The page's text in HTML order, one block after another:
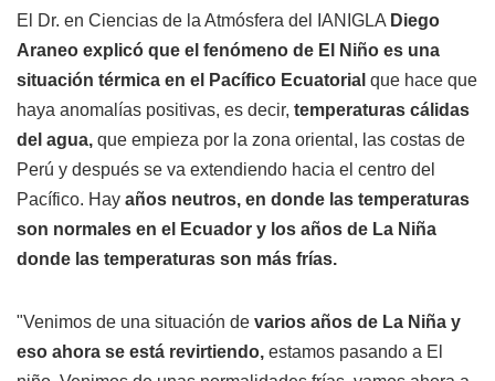
El Dr. en Ciencias de la Atmósfera del IANIGLA Diego
Araneo explicó que el fenómeno de El Niño es una
situación térmica en el Pacífico Ecuatorial que hace que
haya anomalías positivas, es decir, temperaturas cálidas
del agua, que empieza por la zona oriental, las costas de
Perú y después se va extendiendo hacia el centro del
Pacífico. Hay años neutros, en donde las temperaturas
son normales en el Ecuador y los años de La Niña
donde las temperaturas son más frías.
"Venimos de una situación de varios años de La Niña y
eso ahora se está revirtiendo, estamos pasando a El